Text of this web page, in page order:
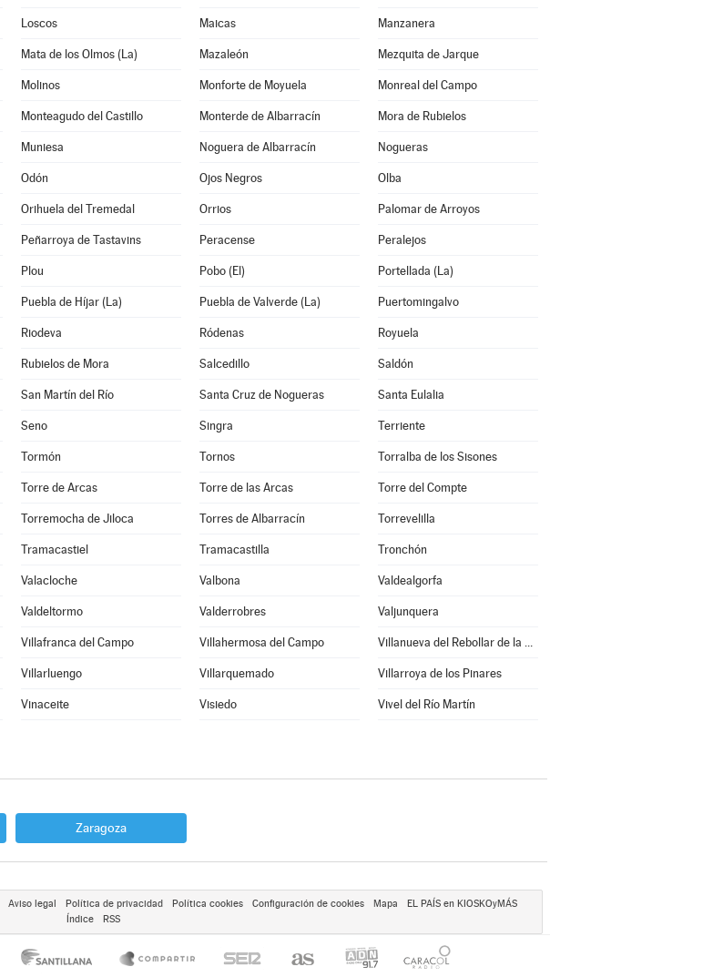
Loscos Maicas Manzanera
Mata de los Olmos (La) Mazaleón Mezquita de Jarque
Molinos Monforte de Moyuela Monreal del Campo
Monteagudo del Castillo Monterde de Albarracín Mora de Rubielos
Muniesa Noguera de Albarracín Nogueras
Odón Ojos Negros Olba
Orihuela del Tremedal Orrios Palomar de Arroyos
Peñarroya de Tastavins Peracense Peralejos
Plou Pobo (El) Portellada (La)
Puebla de Híjar (La) Puebla de Valverde (La) Puertomingalvo
Riodeva Ródenas Royuela
Rubielos de Mora Salcedillo Saldón
San Martín del Río Santa Cruz de Nogueras Santa Eulalia
Seno Singra Terriente
Tormón Tornos Torralba de los Sisones
Torre de Arcas Torre de las Arcas Torre del Compte
Torremocha de Jiloca Torres de Albarracín Torrevelilla
Tramacastiel Tramacastilla Tronchón
Valacloche Valbona Valdealgorfa
Valdeltormo Valderrobres Valjunquera
Villafranca del Campo Villahermosa del Campo Villanueva del Rebollar de la Sierra
Villarluengo Villarquemado Villarroya de los Pinares
Vinaceite Visiedo Vivel del Río Martín
Zaragoza
Aviso legal Política de privacidad Política cookies Configuración de cookies Mapa
EL PAÍS en KIOSKOyMÁS
Índice
RSS